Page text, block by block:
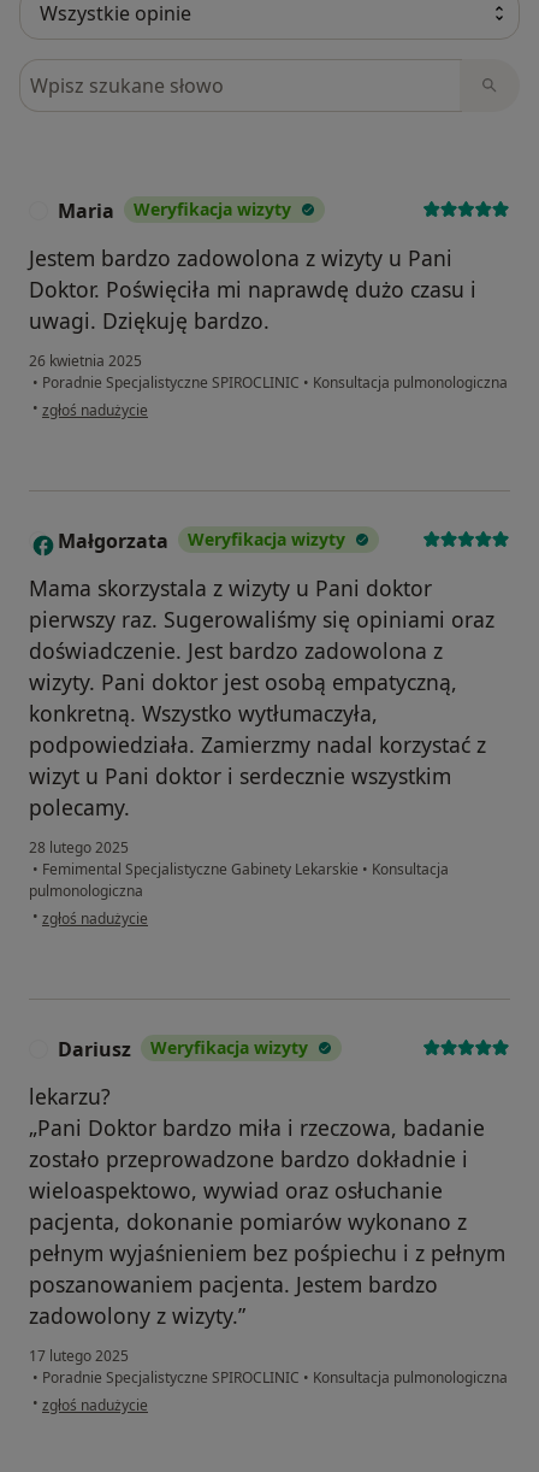
Szukaj w opiniach
Maria Weryfikacja wizyty
Jestem bardzo zadowolona z wizyty u Pani
Doktor. Poświęciła mi naprawdę dużo czasu i
uwagi. Dziękuję bardzo.
26 kwietnia 2025
• Poradnie Specjalistyczne SPIROCLINIC • Konsultacja pulmonologiczna
• w opinii użytkownika Maria
zgłoś nadużycie
M Małgorzata Weryfikacja wizyty
Mama skorzystala z wizyty u Pani doktor
pierwszy raz. Sugerowaliśmy się opiniami oraz
doświadczenie. Jest bardzo zadowolona z
wizyty. Pani doktor jest osobą empatyczną,
konkretną. Wszystko wytłumaczyła,
podpowiedziała. Zamierzmy nadal korzystać z
wizyt u Pani doktor i serdecznie wszystkim
polecamy.
28 lutego 2025
• Femimental Specjalistyczne Gabinety Lekarskie • Konsultacja
pulmonologiczna
• w opinii użytkownika Małgorzata
zgłoś nadużycie
Dariusz Weryfikacja wizyty
lekarzu?
„Pani Doktor bardzo miła i rzeczowa, badanie
zostało przeprowadzone bardzo dokładnie i
wieloaspektowo, wywiad oraz osłuchanie
pacjenta, dokonanie pomiarów wykonano z
pełnym wyjaśnieniem bez pośpiechu i z pełnym
poszanowaniem pacjenta. Jestem bardzo
zadowolony z wizyty.”
17 lutego 2025
• Poradnie Specjalistyczne SPIROCLINIC • Konsultacja pulmonologiczna
• w opinii użytkownika Dariusz
zgłoś nadużycie